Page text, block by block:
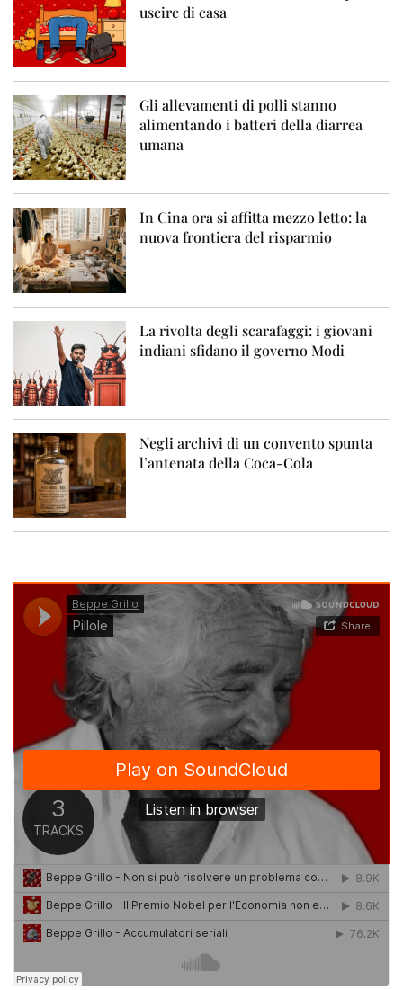
uscire di casa
Gli allevamenti di polli stanno
alimentando i batteri della diarrea
umana
In Cina ora si affitta mezzo letto: la
nuova frontiera del risparmio
La rivolta degli scarafaggi: i giovani
indiani sfidano il governo Modi
Negli archivi di un convento spunta
l’antenata della Coca-Cola